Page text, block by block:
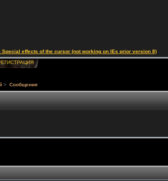
effects of the cursor (not working on IEs prior version 8)
> Сообщения